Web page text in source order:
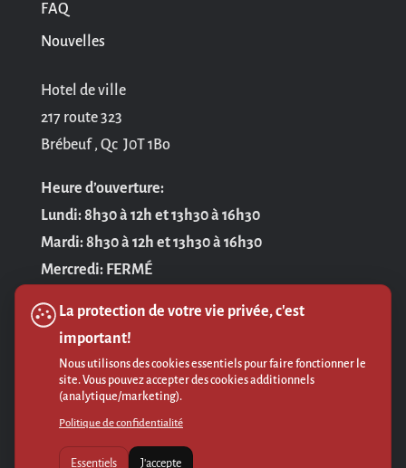
FAQ
Nouvelles
Hotel de ville
217 route 323
Brébeuf , Qc J0T 1Bo
Heure d’ouverture:
Lundi: 8h30 à 12h et 13h30 à 16h30
Mardi: 8h30 à 12h et 13h30 à 16h30
Mercredi: FERMÉ
Vendredi: 8h30 à 12h
Politique de confidentialité
La protection de votre vie privée, c'est
important!
Nous utilisons des cookies essentiels pour faire fonctionner le
site. Vous pouvez accepter des cookies additionnels
(analytique/marketing).
Politique de confidentialité
Essentiels J'accepte